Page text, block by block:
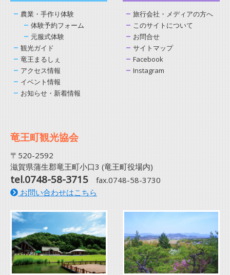
農業・手作り体験
体験予約フォーム
元服式体験
観光ガイド
竜王まるしぇ
アクセス情報
イベント情報
お知らせ・新着情報
旅行会社・メディアの方へ
このサイトについて
お問合せ
サイトマップ
Facebook
Instagram
竜王町観光協会
〒520-2592
滋賀県蒲生郡竜王町小口3 (竜王町役場内)
tel.0748-58-3715 fax.0748-58-3730
お問い合わせはこちら